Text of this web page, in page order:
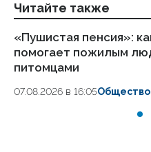
Читайте также
«Пушистая пенсия»:
помогает пожилым
питомцами
07.08.2026 в 16:05Общество